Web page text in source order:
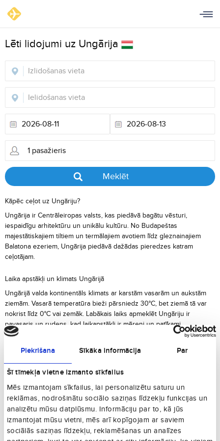
Piekrišana Sīkāka informācija Par
Šī tīmekļa vietne izmanto sīkfailus
Mēs izmantojam sīkfailus, lai personalizētu saturu un
reklāmas, nodrošinātu sociālo saziņas līdzekļu funkcijas un
analizētu mūsu datplūsmu. Informāciju par to, kā jūs
izmantojat mūsu vietni, mēs arī kopīgojam ar saviem
sociālās saziņas līdzekļu, reklamēšanas un analīzes
Lēti lidojumi uz Ungārija
Meklēt
Kāpēc ceļot uz Ungāriju?
Ungārija ir Centrāleiropas valsts, kas piedāvā bagātu vēsturi,
iespaidīgu arhitektūru un unikālu kultūru. No Budapeštas
majestātiskajiem tiltiem un termālajiem avotiem līdz gleznainajiem
Balatona ezeriem, Ungārija piedāvā dažādas pieredzes katram
ceļotājam.
Laika apstākļi un klimats Ungārijā
Ungārijā valda kontinentāls klimats ar karstām vasarām un aukstām
ziemām. Vasarā temperatūra bieži pārsniedz 30°C, bet ziemā tā var
nokrist līdz 0°C vai zemāk. Labākais laiks apmeklēt Ungāriju ir
pavasaris un rudens, kad laikapstākļi ir mēreni un patīkami.
Galvenās pilsētas un vietas Ungārijā
termālajiem avotiem un kultūras dzīvi.
vietas un dinamisku atmosfēru.
Peča:Vēsturiska pilsēta ar UNESCO Pasaules mantojuma vietām un
bagātu kultūras piedāvājumu.
Siofoka:Populāra kūrorta pilsēta pie Balatona ezera, slavena ar
saviem pludmales bāriem un aktīvo naktsdzīvi.